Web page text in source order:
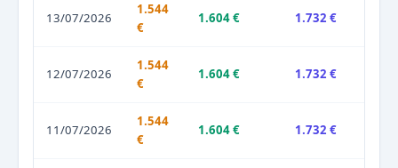
13/07/2026
1.544
€
1.604 € 1.732 €
12/07/2026
1.544
€
1.604 € 1.732 €
11/07/2026
1.544
€
1.604 € 1.732 €